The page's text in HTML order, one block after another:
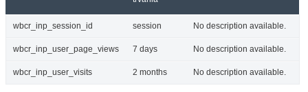
wbcr_inp_session_id session No description available.
wbcr_inp_user_page_views 7 days No description available.
wbcr_inp_user_visits 2 months No description available.